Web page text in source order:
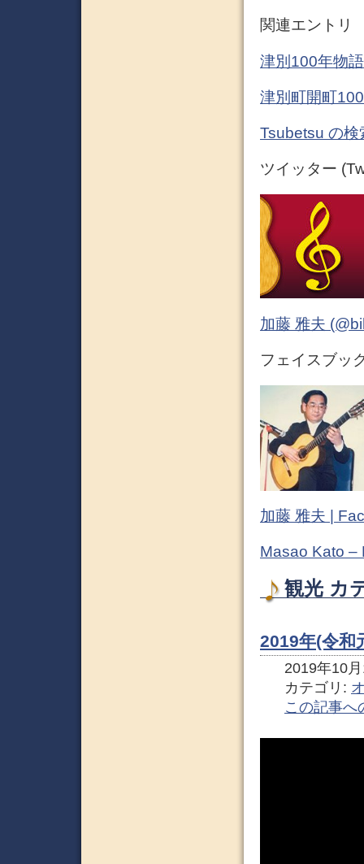
関連エントリ
津別100年物
津別町開町
Tsubetsu の検
ツイッター
加藤 雅夫
フェイスブッ
加藤 雅夫 |
Masao Kato –
観光 カ
2019年(令和
2019年10
カテゴリ:
この記事へ